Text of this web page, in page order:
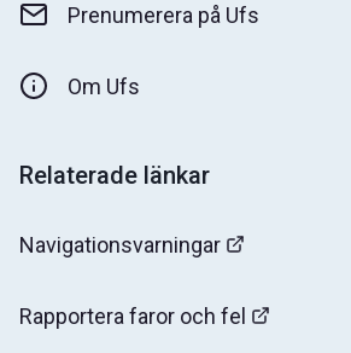
Prenumerera på Ufs
Om Ufs
Relaterade länkar
Navigationsvarningar
Rapportera faror och fel